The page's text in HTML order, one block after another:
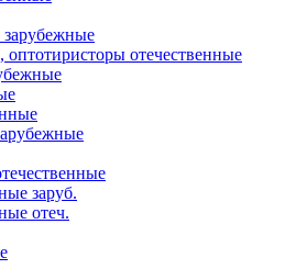
отечественные
заруб.
отеч.